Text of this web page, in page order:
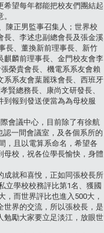
希望每年都能把校友們團結起
陳正男監事召集人；世界校
長、李述忠副總會長及張金溪
長、董換新前理事長、新竹
麒麟前理事長、金門校友會李
榮貴會長、機電系系友會賴
系系友會葉麗珠會長、西班牙
賢總務長、康尚文研發長、
到報到發送便當為為母校服
會議中心，目前除了有徐航
一間會議室，及各個系所的
，且以電算系命名，希望各
母校，祝各位學長愉快，身體
成就和喜悅，正如同張校長所
立學校校務評比第1名、獲國
而世界評比也進入500大，
世界的交流，所以張校長，是
勉勵大家要立足淡江，放眼世